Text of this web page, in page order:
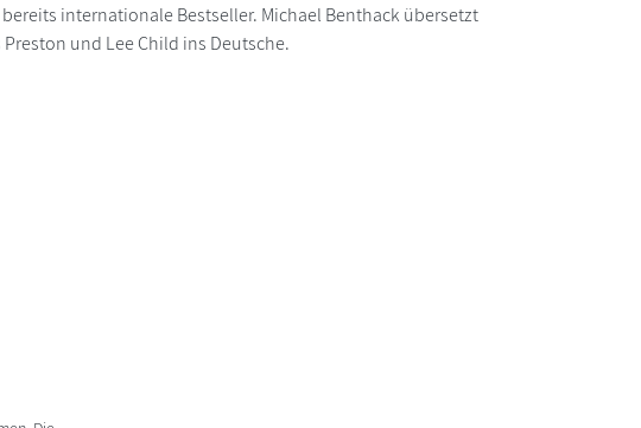
internationale Bestseller. Michael Benthack übersetzt
und Lee Child ins Deutsche.